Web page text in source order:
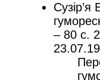
– 80 с.